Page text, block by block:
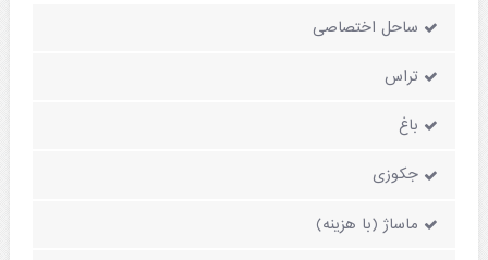
ساحل اختصاصی
تراس
باغ
جکوزی
ماساژ (با هزینه)